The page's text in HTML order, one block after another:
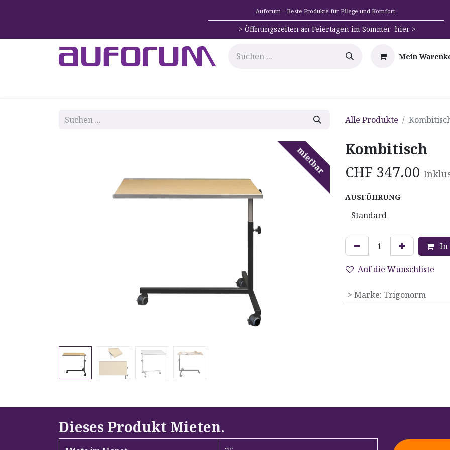
Auforum – Beste Produkte für Pflege und Komfort.
> Öffnungszeiten an Feiertagen im Sommer hier >
Mein
Alle Produkte
mietbar
Kombitisch
CHF 347.00
AUSFÜHRUNG
In
Auf die Wunschliste
> Marke: Trigonorm
Dieses Produkt Mieten.